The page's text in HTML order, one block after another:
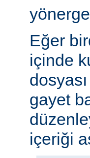
Eğer
içinde
gayet
içeriği